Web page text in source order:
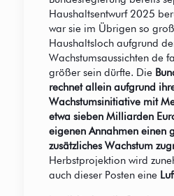
Haushaltsentwurf 2025
war sie im Übrigen so
Haushaltsloch aufgrund
Wachstumsaussichten de
größer sein dürfte. Die
rechnet allein aufgrund
Wachstumsinitiative mit
etwa sieben Milliarden
eigenen Annahmen einen
zusätzliches Wachstum
Herbstprojektion wird
auch dieser Posten eine